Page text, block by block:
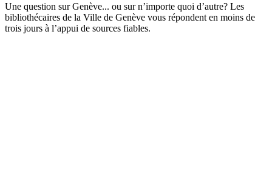
Une question sur Genève... ou sur n’importe quoi d’autre? Les
bibliothécaires de la Ville de Genève vous répondent en moins de
trois jours à l’appui de sources fiables.